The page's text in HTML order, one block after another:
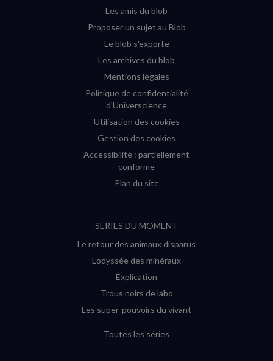
Les amis du blob
Proposer un sujet au Blob
Le blob s'exporte
Les archives du blob
Mentions légales
Politique de confidentialité
d'Universcience
Utilisation des cookies
Gestion des cookies
Accessibilité : partiellement
conforme
Plan du site
SÉRIES DU MOMENT
Le retour des animaux disparus
L’odyssée des minéraux
Explication
Trous noirs de labo
Les super-pouvoirs du vivant
Toutes les séries